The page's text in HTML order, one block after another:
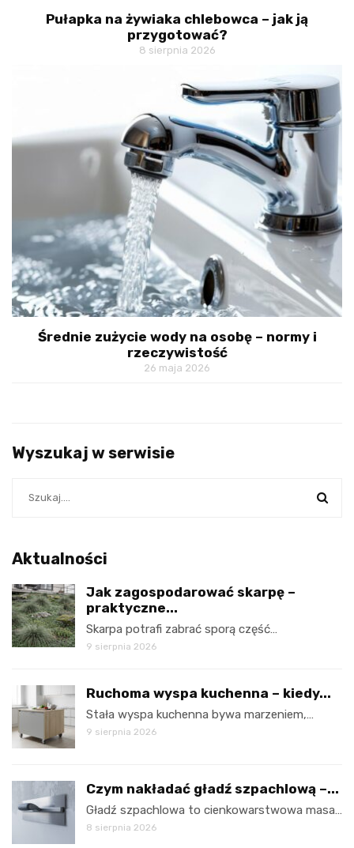
Pułapka na żywiaka chlebowca – jak ją
przygotować?
8 sierpnia 2026
Średnie zużycie wody na osobę – normy i
rzeczywistość
26 maja 2026
Wyszukaj w serwisie
Aktualności
Jak zagospodarować skarpę –
praktyczne...
Skarpa potrafi zabrać sporą część…
9 sierpnia 2026
Ruchoma wyspa kuchenna – kiedy...
Stała wyspa kuchenna bywa marzeniem,…
9 sierpnia 2026
Czym nakładać gładź szpachlową –...
Gładź szpachlowa to cienkowarstwowa masa…
8 sierpnia 2026